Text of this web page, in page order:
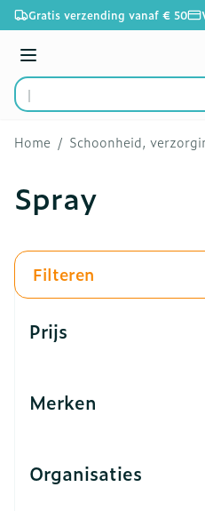
Ga naar de inhoud
Gratis verzending vanaf € 50
Menu
Product, merk, categorie...
Home / Schoonheid,
Spray
Filteren
Prijs
Merken
Organisaties